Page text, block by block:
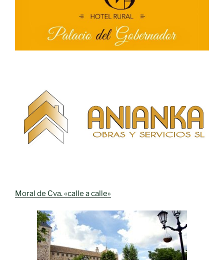
Moral de Cva. «calle a calle»